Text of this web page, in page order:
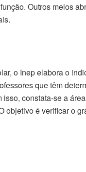
Outros meios
o Inep elabora o
que têm
constata-se a
objetivo é verificar o